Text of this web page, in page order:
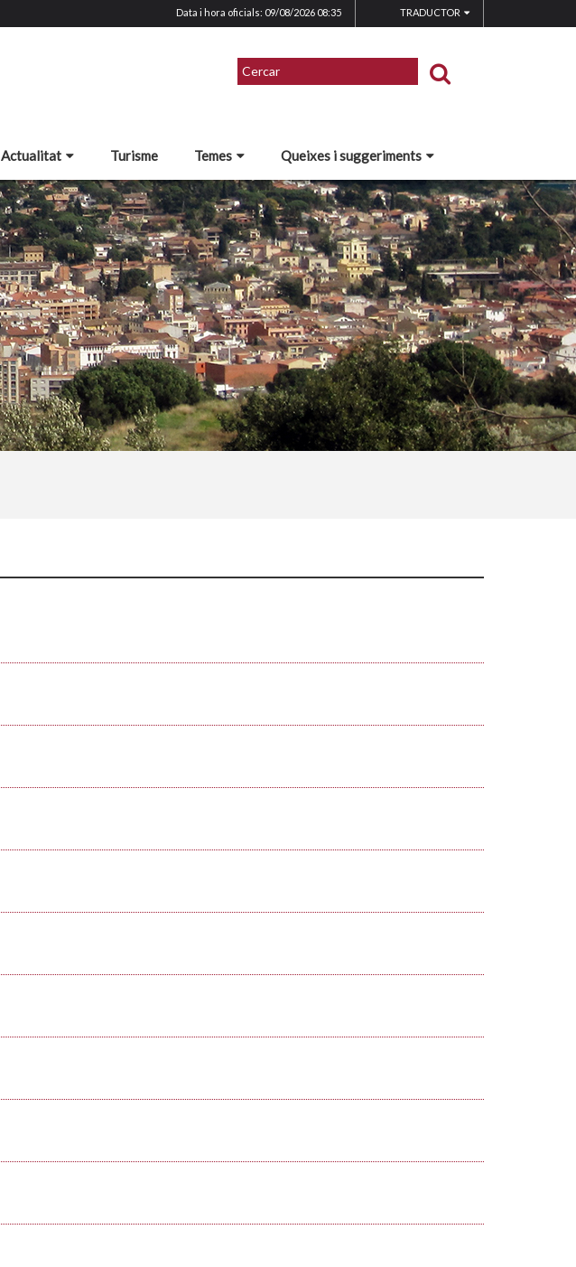
Data i hora oficials: 09/08/2026 08:35 TRADUCTOR
Actualitat Turisme Temes Queixes i suggeriments